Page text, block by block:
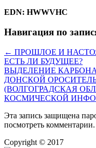
EDN: HWWVHC
Навигация по
← ПРОШЛОЕ И
ЕСТЬ ЛИ БУДУЩЕЕ?
ВЫДЕЛЕНИЕ
ДОНСКОЙ
(ВОЛГОГРАДСКАЯ
КОСМИЧЕСКОЙ
Эта запись защищена
посмотреть комментарии.
Copyright © 2017